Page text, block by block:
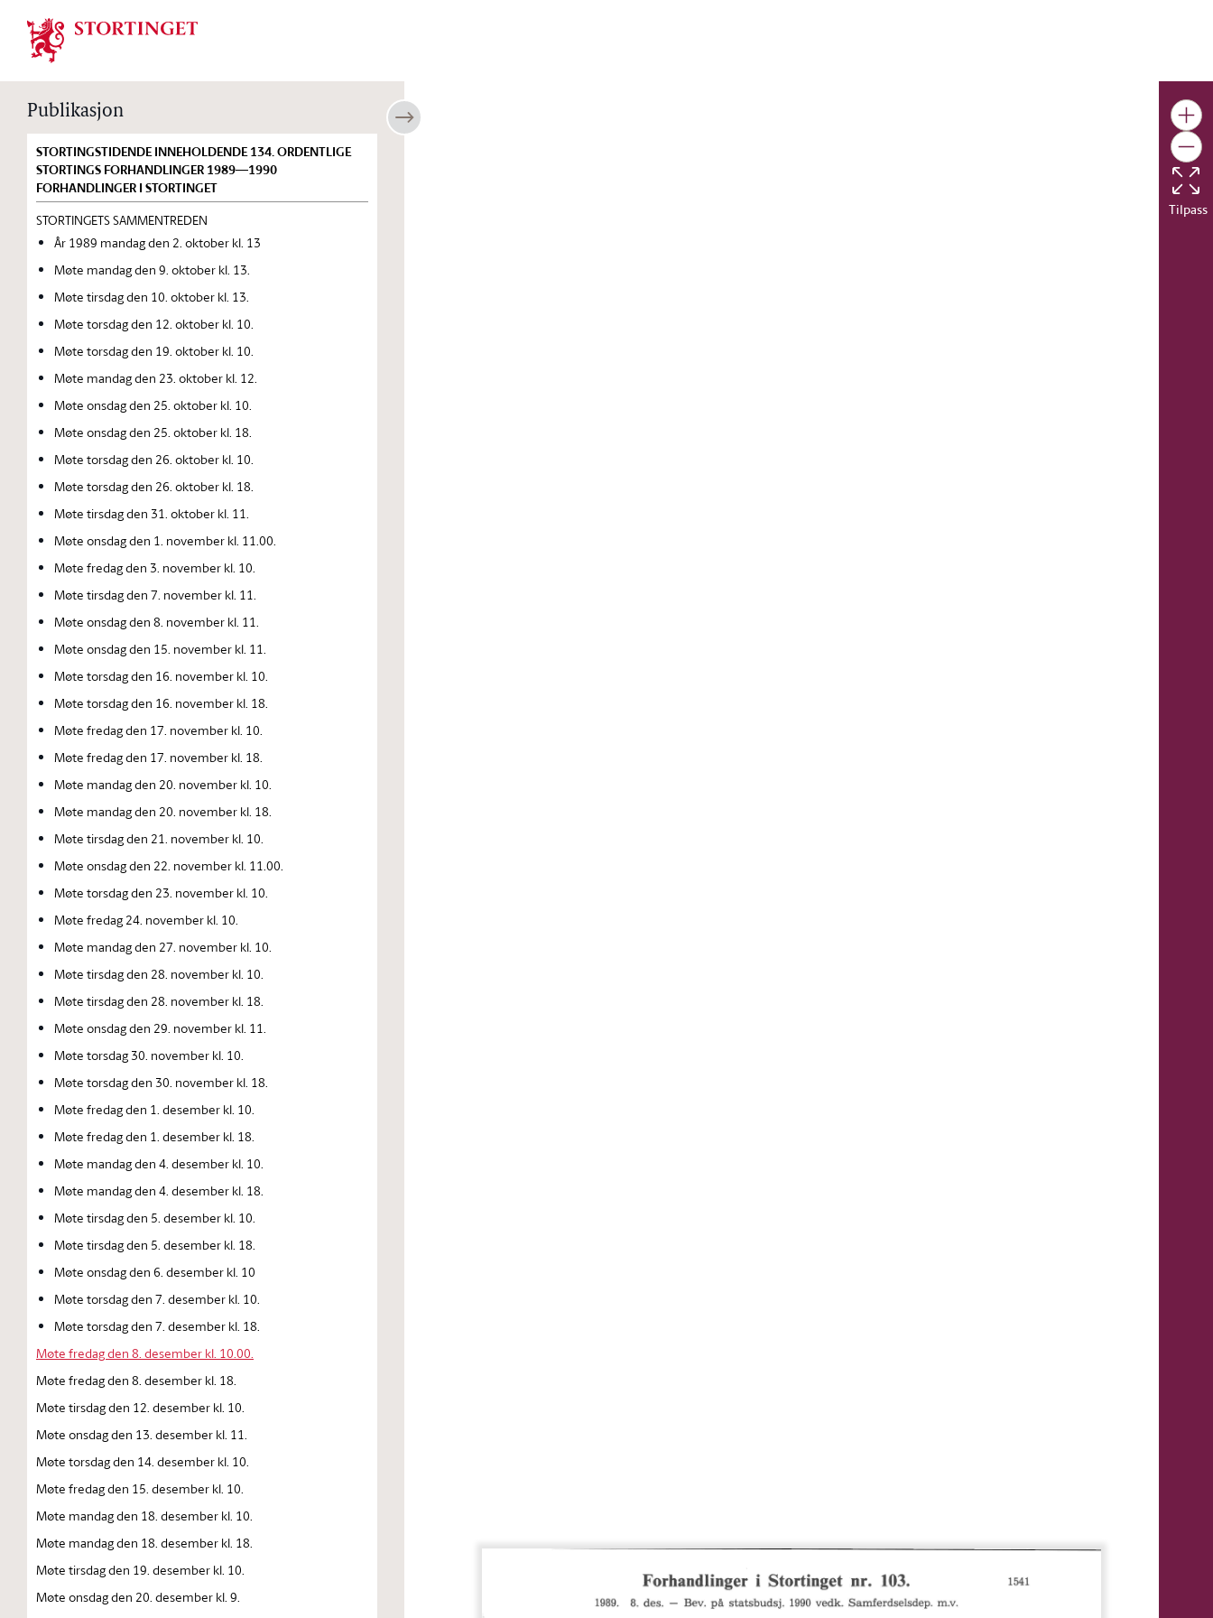
Stortinget.no
Publikasjon
STORTINGSTIDENDE INNEHOLDENDE 134. ORDENTLIGE
STORTINGS FORHANDLINGER 1989—1990
FORHANDLINGER I STORTINGET
STORTINGETS SAMMENTREDEN
År 1989 mandag den 2. oktober kl. 13
Møte mandag den 9. oktober kl. 13.
Møte tirsdag den 10. oktober kl. 13.
Møte torsdag den 12. oktober kl. 10.
Møte torsdag den 19. oktober kl. 10.
Møte mandag den 23. oktober kl. 12.
Møte onsdag den 25. oktober kl. 10.
Møte onsdag den 25. oktober kl. 18.
Møte torsdag den 26. oktober kl. 10.
Møte torsdag den 26. oktober kl. 18.
Møte tirsdag den 31. oktober kl. 11.
Møte onsdag den 1. november kl. 11.00.
Møte fredag den 3. november kl. 10.
Møte tirsdag den 7. november kl. 11.
Møte onsdag den 8. november kl. 11.
Møte onsdag den 15. november kl. 11.
Møte torsdag den 16. november kl. 10.
Møte torsdag den 16. november kl. 18.
Møte fredag den 17. november kl. 10.
Møte fredag den 17. november kl. 18.
Møte mandag den 20. november kl. 10.
Møte mandag den 20. november kl. 18.
Møte tirsdag den 21. november kl. 10.
Møte onsdag den 22. november kl. 11.00.
Møte torsdag den 23. november kl. 10.
Møte fredag 24. november kl. 10.
Møte mandag den 27. november kl. 10.
Møte tirsdag den 28. november kl. 10.
Møte tirsdag den 28. november kl. 18.
Møte onsdag den 29. november kl. 11.
Møte torsdag 30. november kl. 10.
Møte torsdag den 30. november kl. 18.
Møte fredag den 1. desember kl. 10.
Møte fredag den 1. desember kl. 18.
Møte mandag den 4. desember kl. 10.
Møte mandag den 4. desember kl. 18.
Møte tirsdag den 5. desember kl. 10.
Møte tirsdag den 5. desember kl. 18.
Møte onsdag den 6. desember kl. 10
Møte torsdag den 7. desember kl. 10.
Møte torsdag den 7. desember kl. 18.
Møte fredag den 8. desember kl. 10.00.
Møte fredag den 8. desember kl. 18.
Møte tirsdag den 12. desember kl. 10.
Møte onsdag den 13. desember kl. 11.
Møte torsdag den 14. desember kl. 10.
Møte fredag den 15. desember kl. 10.
Møte mandag den 18. desember kl. 10.
Møte mandag den 18. desember kl. 18.
Møte tirsdag den 19. desember kl. 10.
Møte onsdag den 20. desember kl. 9.